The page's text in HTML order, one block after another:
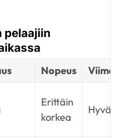
pelaajiin
Nopeus
Erittäin
korkea
Hyvä